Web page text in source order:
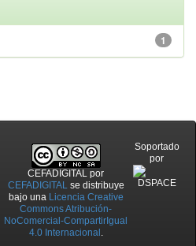
1
CEFADIGITAL por
CEFADIGITALse distribuye
bajo una Licencia Creative
Commons Atribución-
NoComercial-CompartirIgual
4.0 Internacional .
Soportado
por